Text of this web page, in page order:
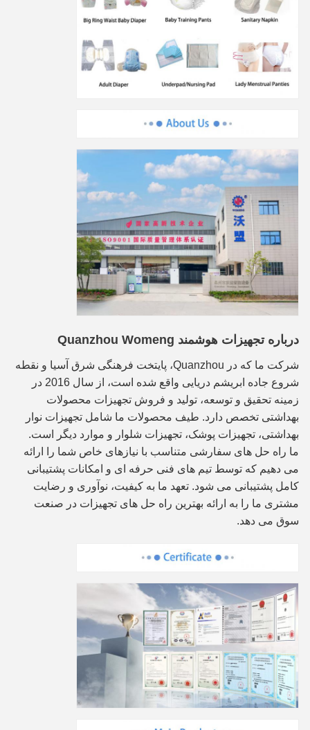
درباره تجهیزات هوشمند Quanzhou Womeng
شرکت ما که در Quanzhou، پایتخت فرهنگی شرق آسیا و نقطه
شروع جاده ابریشم دریایی واقع شده است، از سال 2016 در
زمینه تحقیق و توسعه، تولید و فروش تجهیزات محصولات
بهداشتی تخصص دارد. طیف محصولات ما شامل تجهیزات نوار
بهداشتی، تجهیزات پوشک، تجهیزات شلوار و موارد دیگر است.
ما راه حل های سفارشی متناسب با نیازهای خاص شما را ارائه
می دهیم که توسط تیم های فنی حرفه ای و امکانات پشتیبانی
کامل پشتیبانی می شود. تعهد ما به کیفیت، نوآوری و رضایت
مشتری ما را به ارائه بهترین راه حل های تجهیزات در صنعت
سوق می دهد.